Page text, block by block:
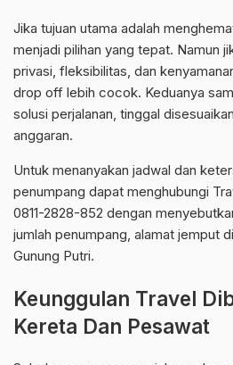
Jika tujuan utama adalah
menjadi pilihan yang tepat. Namun
privasi, fleksibilitas, dan
drop off lebih cocok. Keduanya
solusi perjalanan, tinggal
anggaran.
Untuk menanyakan jadwal dan
penumpang dapat menghubungi
0811-2828-852 dengan
jumlah penumpang, alamat jemput
Gunung Putri.
Keunggulan Travel
Kereta Dan Pesawat